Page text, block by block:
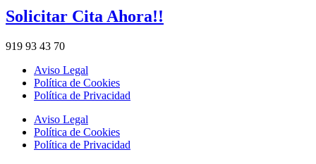
Solicitar Cita Ahora!!
919 93 43 70
Aviso Legal
Política de Cookies
Política de Privacidad
Aviso Legal
Política de Cookies
Política de Privacidad